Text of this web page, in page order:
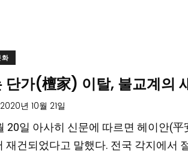
화
단가(檀家) 이탈, 불교계의
2020년 10월 21일
20일 아사히 신문에 따르면 헤이안(
재건되었다고 말했다. 전국 각지에서